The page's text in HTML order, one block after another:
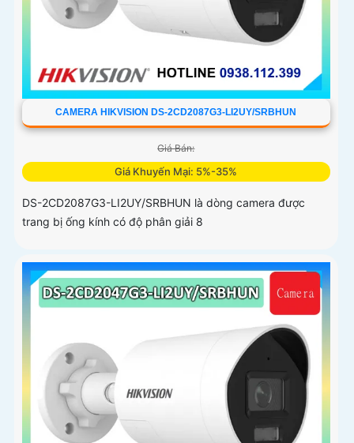
CAMERA HIKVISION DS-2CD2087G3-LI2UY/SRBHUN
Giá Bán:
Giá Khuyến Mại: 5%-35%
DS-2CD2087G3-LI2UY/SRBHUN là dòng camera được
trang bị ống kính có độ phân giải 8